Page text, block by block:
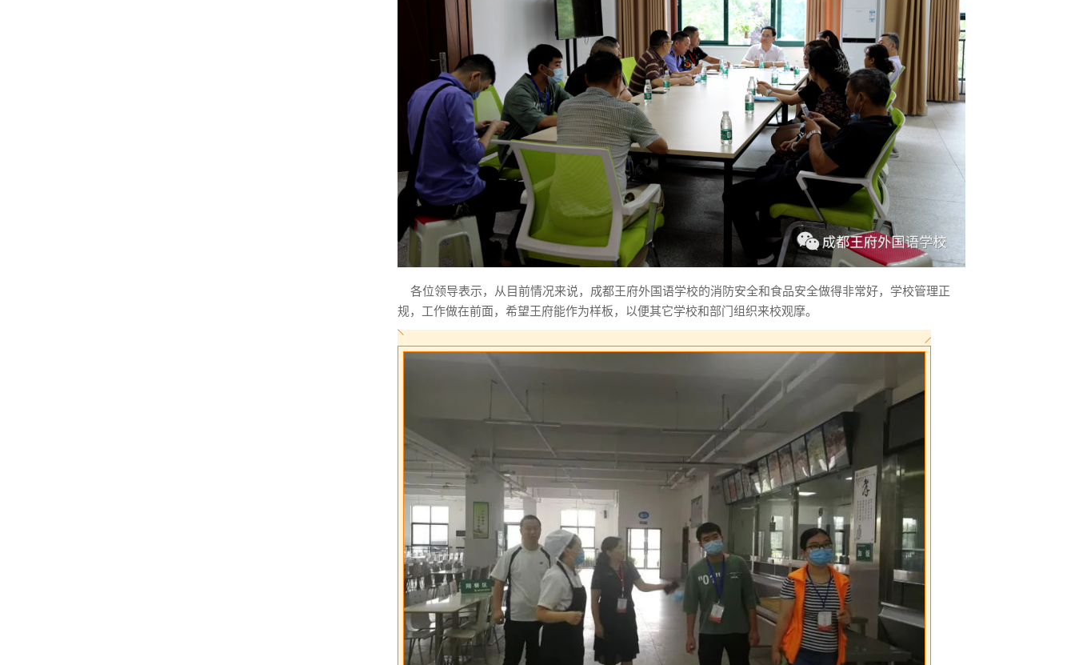
各位领导表示，从目前情况来说，成都王府外国语学校的消防安全和食品安全做得非常好，学校管理正
规，工作做在前面，希望王府能作为样板，以便其它学校和部门组织来校观摩。